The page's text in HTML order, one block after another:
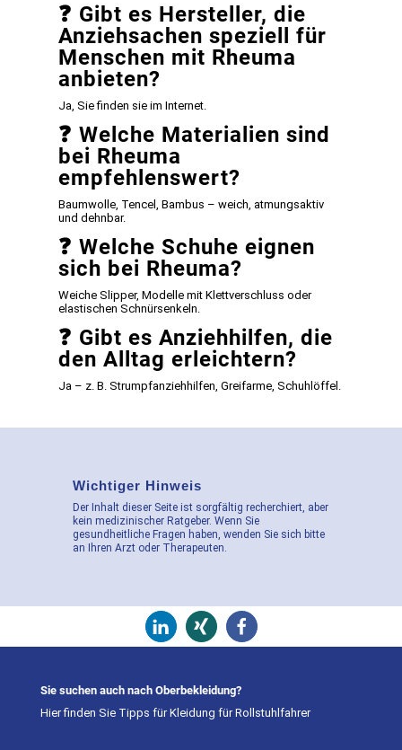
❓ Gibt es Hersteller, die
Anziehsachen speziell für
Menschen mit Rheuma
anbieten?
Ja, Sie finden sie im Internet.
❓ Welche Materialien sind
bei Rheuma
empfehlenswert?
Baumwolle, Tencel, Bambus – weich, atmungsaktiv
und dehnbar.
❓ Welche Schuhe eignen
sich bei Rheuma?
Weiche Slipper, Modelle mit Klettverschluss oder
elastischen Schnürsenkeln.
❓ Gibt es Anziehhilfen, die
den Alltag erleichtern?
Ja – z. B. Strumpfanziehhilfen, Greifarme, Schuhlöffel.
Wichtiger Hinweis
Der Inhalt dieser Seite ist sorgfältig recherchiert, aber
kein medizinischer Ratgeber. Wenn Sie
gesundheitliche Fragen haben, wenden Sie sich bitte
an Ihren Arzt oder Therapeuten.
Sie suchen auch nach Oberbekleidung?
Hier finden Sie Tipps für Kleidung für Rollstuhlfahrer